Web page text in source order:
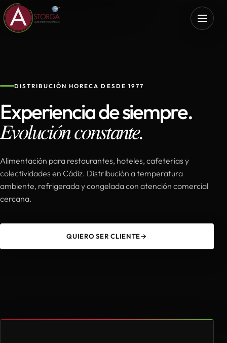
DISTRIBUCIÓN HORECA DESDE 1977
Experiencia de siempre.
Evolución constante.
Alimentación para restaurantes, hoteles, cafeterías y
colectividades en Cádiz. Distribución a temperatura
ambiente, refrigerada y congelada con atención comercial
cercana.
QUIERO SER CLIENTE→